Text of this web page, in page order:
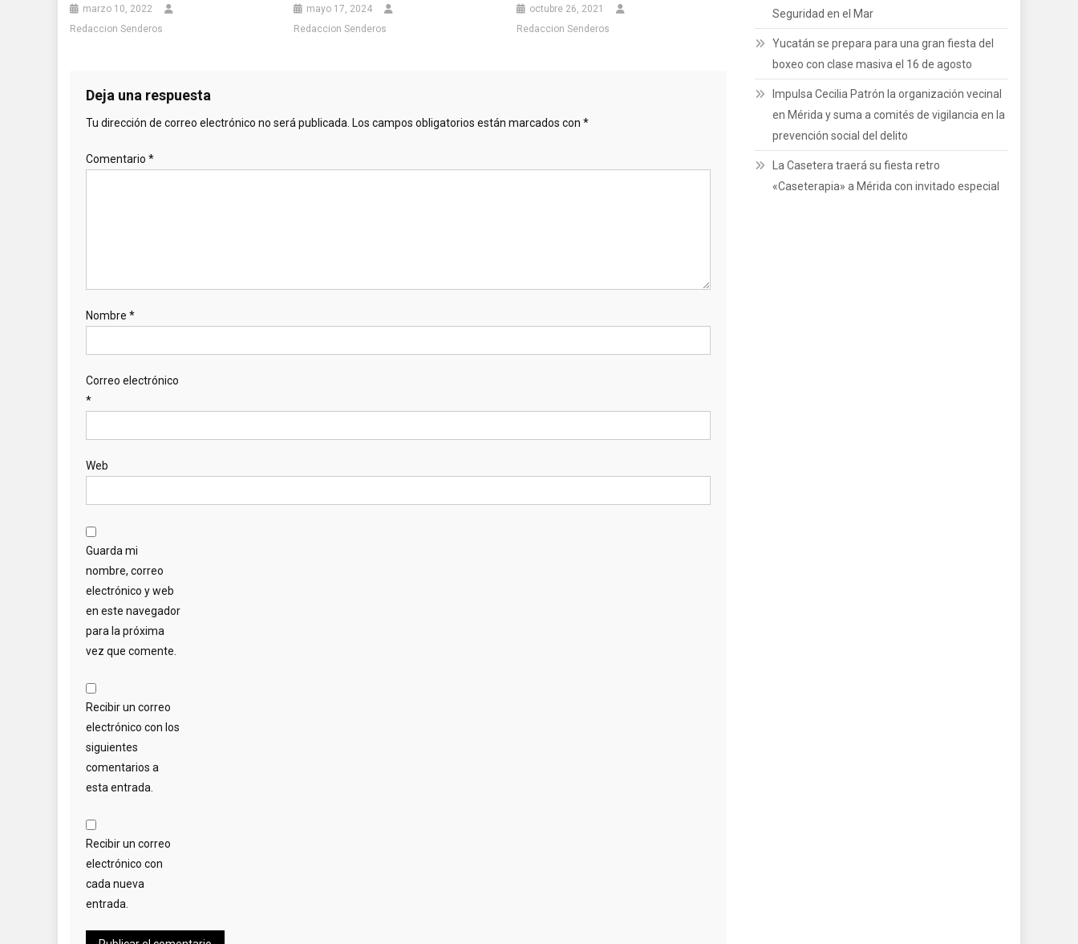
marzo 10, 2022
Redaccion Senderos
mayo 17, 2024
Redaccion Senderos
octubre 26, 2021
Redaccion Senderos
Deja una respuesta
Tu dirección de correo electrónico no será publicada. Los campos obligatorios están marcados con *
Comentario *
Nombre *
Correo electrónico
*
Web
Guarda mi
nombre, correo
electrónico y web
en este navegador
para la próxima
vez que comente.
Recibir un correo
electrónico con los
siguientes
comentarios a
esta entrada.
Recibir un correo
electrónico con
cada nueva
entrada.
Seguridad en el Mar
Yucatán se prepara para una gran fiesta del
boxeo con clase masiva el 16 de agosto
Impulsa Cecilia Patrón la organización vecinal
en Mérida y suma a comités de vigilancia en la
prevención social del delito
La Casetera traerá su fiesta retro
«Caseterapia» a Mérida con invitado especial